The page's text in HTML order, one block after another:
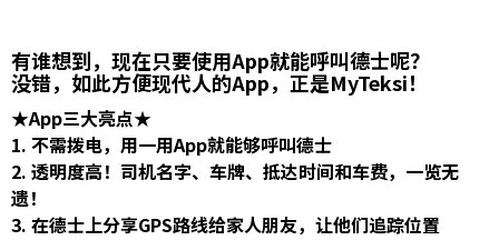
有谁想到，现在只要使用App就能呼叫德士呢？
没错，如此方便现代人的App，正是MyTeksi！
★App三大亮点★
1. 不需拨电，用一用App就能够呼叫德士
2. 透明度高！司机名字、车牌、抵达时间和车费，一览无
遗！
3. 在德士上分享GPS路线给家人朋友，让他们追踪位置